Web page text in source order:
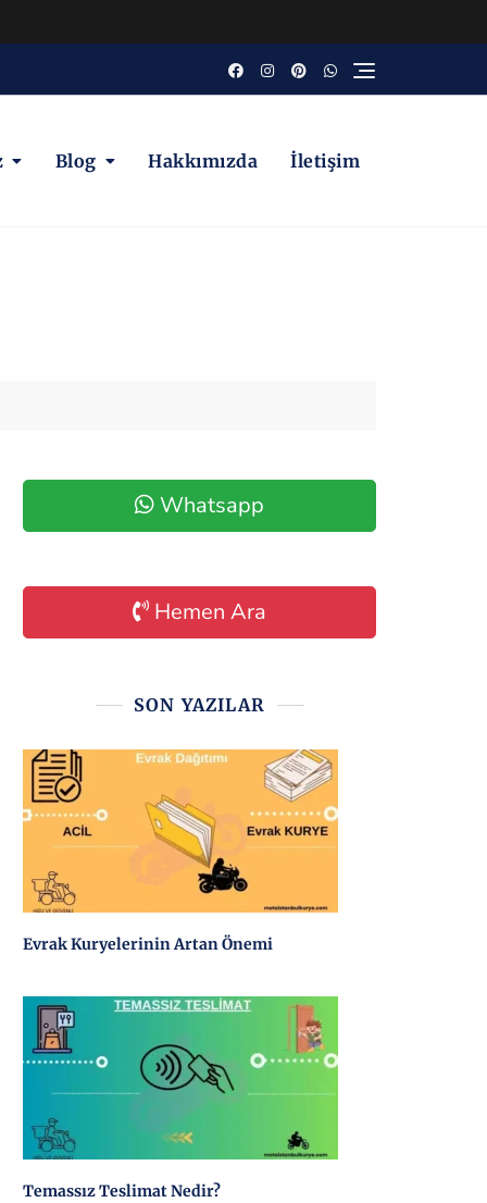
Blog Hakkımızda İletişim
Whatsapp
Hemen Ara
SON YAZILAR
Evrak Kuryelerinin Artan Önemi
Temassız Teslimat Nedir?